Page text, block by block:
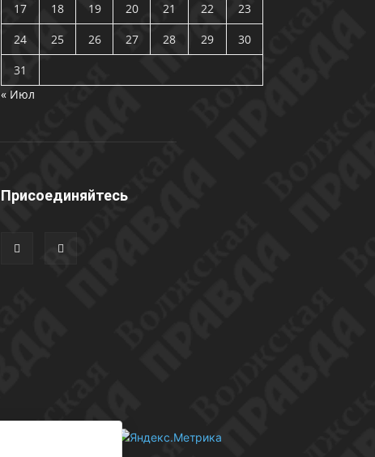
17
18 19 20 21 22
23
24
25 26 27 28 29
30
31
« Июл
Присоединяйтесь